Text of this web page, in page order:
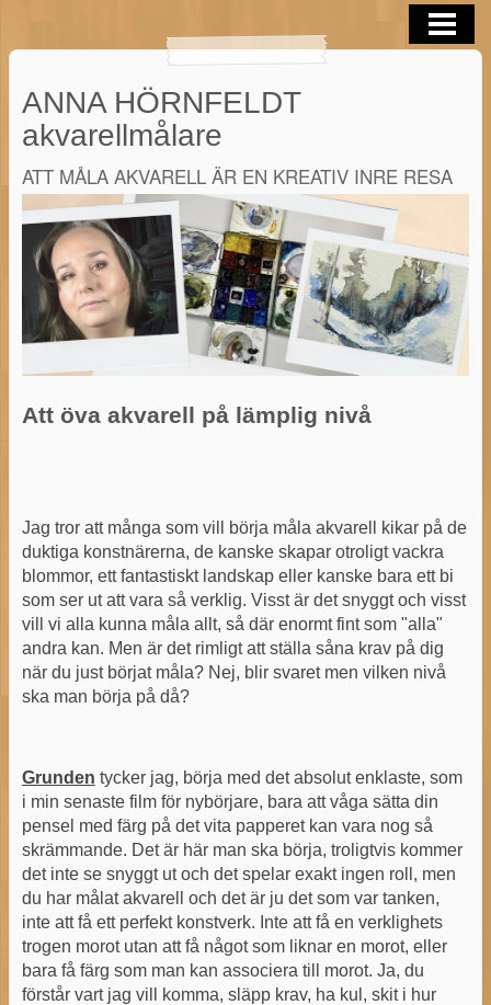
BLOGG
KONTAKTA
AKVARELL I SOMMAR 2026
ANNA HÖRNFELDT
akvarellmålare
ATT MÅLA AKVARELL ÄR EN KREATIV INRE RESA
Att öva akvarell på lämplig nivå
Jag tror att många som vill börja måla akvarell kikar på de
duktiga konstnärerna, de kanske skapar otroligt vackra
blommor, ett fantastiskt landskap eller kanske bara ett bi
som ser ut att vara så verklig. Visst är det snyggt och visst
vill vi alla kunna måla allt, så där enormt fint som "alla"
andra kan. Men är det rimligt att ställa såna krav på dig
när du just börjat måla? Nej, blir svaret men vilken nivå
ska man börja på då?
Grunden tycker jag, börja med det absolut enklaste, som
i min senaste film för nybörjare, bara att våga sätta din
pensel med färg på det vita papperet kan vara nog så
skrämmande. Det är här man ska börja, troligtvis kommer
det inte se snyggt ut och det spelar exakt ingen roll, men
du har målat akvarell och det är ju det som var tanken,
inte att få ett perfekt konstverk. Inte att få en verklighets
trogen morot utan att få något som liknar en morot, eller
bara få färg som man kan associera till morot. Ja, du
förstår vart jag vill komma, släpp krav, ha kul, skit i hur